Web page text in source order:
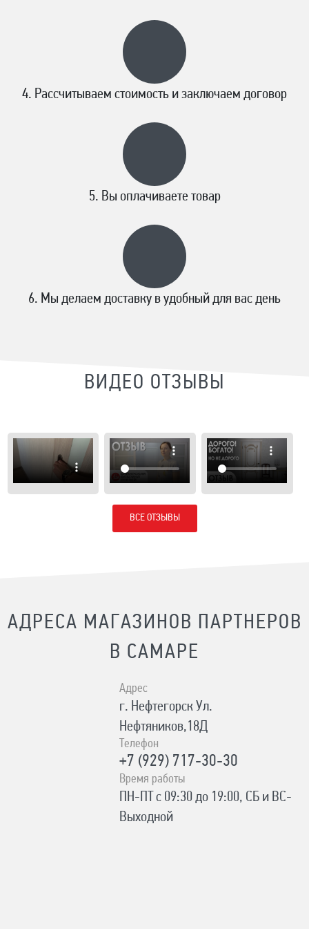
Рассчитываем стоимость и заключаем договор
Вы оплачиваете товар
Мы делаем доставку в удобный для вас день
ВИДЕО ОТЗЫВЫ
ВСЕ ОТЗЫВЫ
АДРЕСА МАГАЗИНОВ ПАРТНЕРОВ
В САМАРЕ
Адрес
г. Нефтегорск Ул.
Нефтяников,18Д
Телефон
+7 (929) 717-30-30
Время работы
ПН-ПТ с 09:30 до 19:00, СБ и ВС-
Выходной